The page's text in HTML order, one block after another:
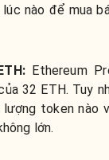
nào để mua
Ethereum
32 ETH. Tuy
token nào
lớn.